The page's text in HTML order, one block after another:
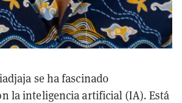
se ha fascinado
la inteligencia artificial (IA). Está